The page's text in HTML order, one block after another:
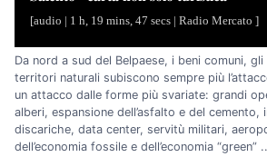
Da nord a sud del Belpaese, i beni comuni,
territori naturali subiscono sempre più
un attacco dalle forme più svariate: grandi
alberi, espansione dell’asfalto e del cemento,
discariche, data center, servitù militari,
dell’economia fossile e dell’economia “green”